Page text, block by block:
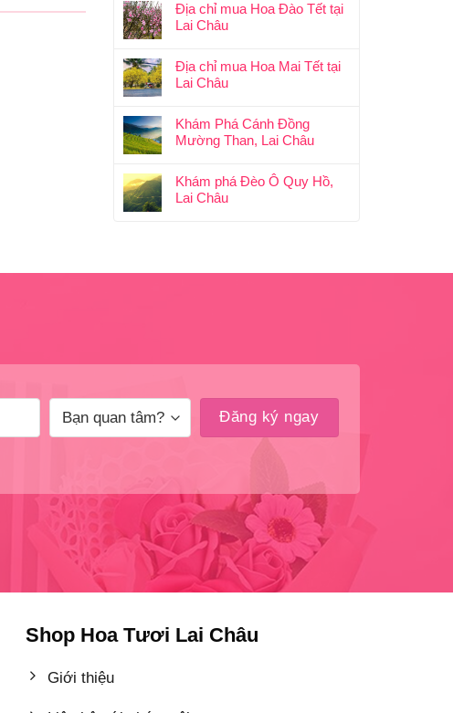
Địa chỉ mua Hoa Đào Tết tại
Lai Châu
Địa chỉ mua Hoa Mai Tết tại
Lai Châu
Khám Phá Cánh Đồng
Mường Than, Lai Châu
Khám phá Đèo Ô Quy Hồ,
Lai Châu
Shop Hoa Tươi Lai Châu
Giới thiệu